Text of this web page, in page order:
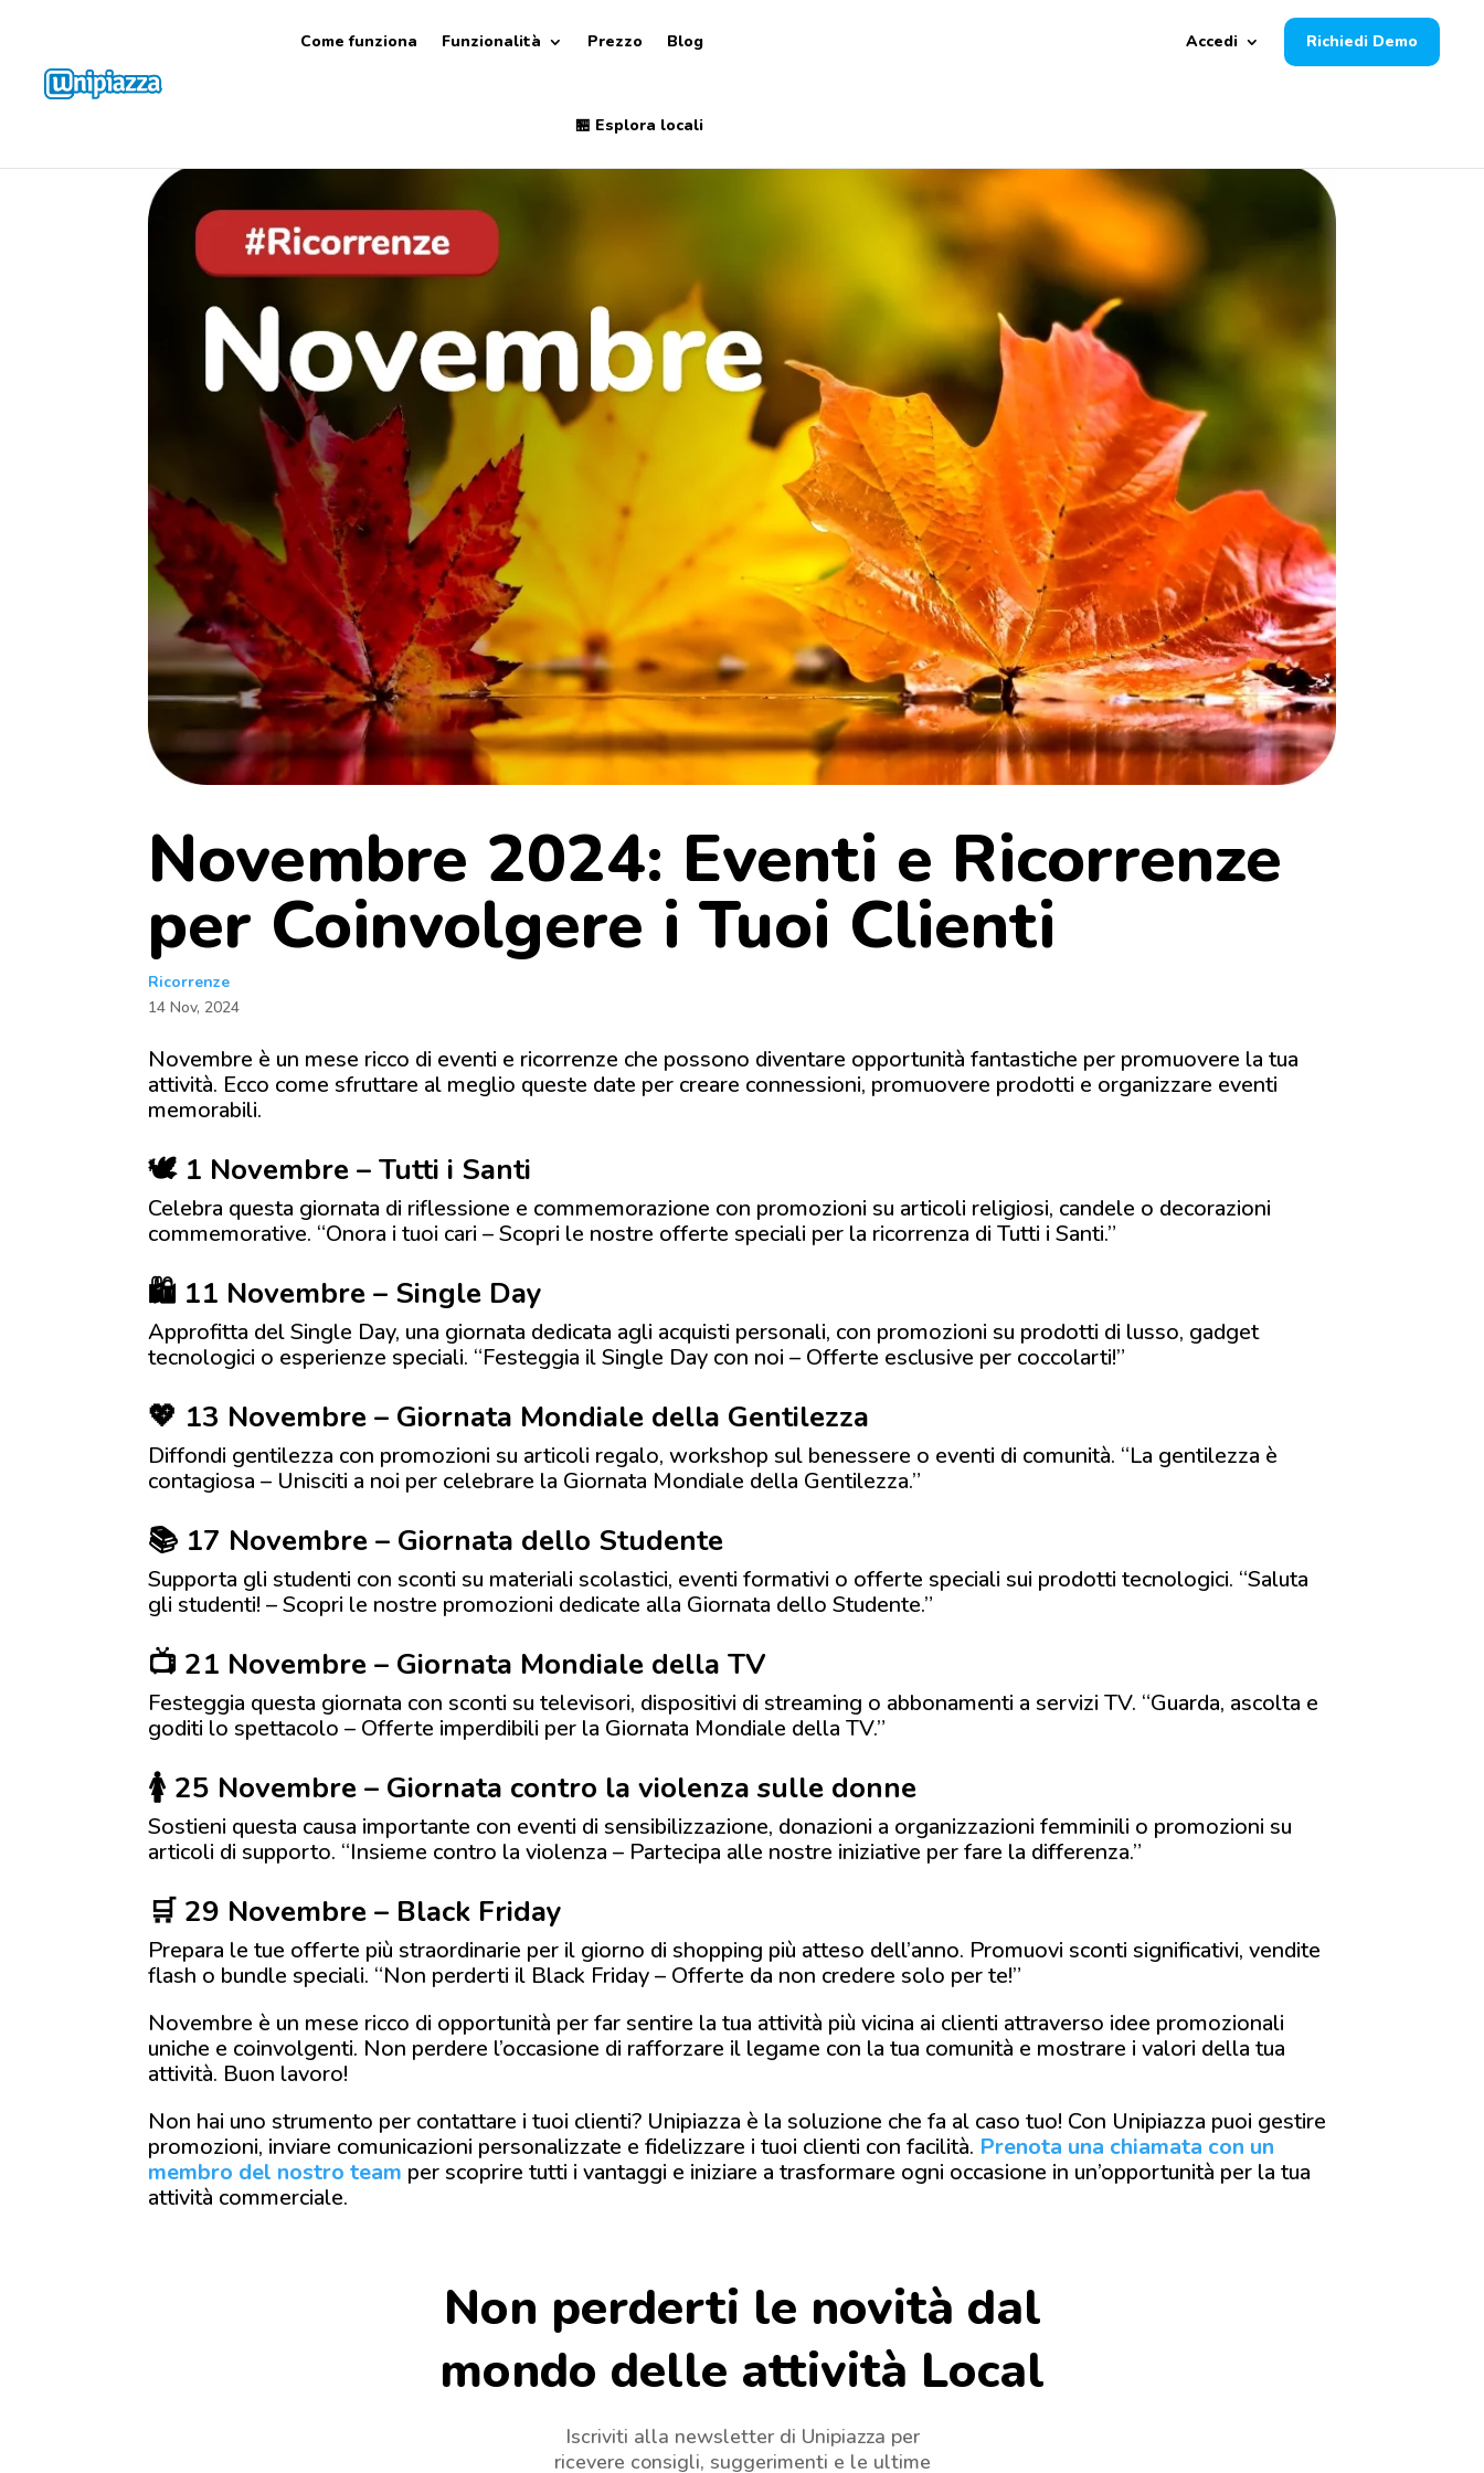
Come funziona Funzionalità Prezzo Blog
🏪 Esplora locali
Accedi Richiedi Demo
Novembre 2024: Eventi e Ricorrenze
per Coinvolgere i Tuoi Clienti
Ricorrenze
14 Nov, 2024
Novembre è un mese ricco di eventi e ricorrenze che possono diventare opportunità fantastiche per promuovere la tua
attività. Ecco come sfruttare al meglio queste date per creare connessioni, promuovere prodotti e organizzare eventi
memorabili.
🕊️ 1 Novembre – Tutti i Santi
Celebra questa giornata di riflessione e commemorazione con promozioni su articoli religiosi, candele o decorazioni
commemorative. “Onora i tuoi cari – Scopri le nostre offerte speciali per la ricorrenza di Tutti i Santi.”
🛍️ 11 Novembre – Single Day
Approfitta del Single Day, una giornata dedicata agli acquisti personali, con promozioni su prodotti di lusso, gadget
tecnologici o esperienze speciali. “Festeggia il Single Day con noi – Offerte esclusive per coccolarti!”
💖 13 Novembre – Giornata Mondiale della Gentilezza
Diffondi gentilezza con promozioni su articoli regalo, workshop sul benessere o eventi di comunità. “La gentilezza è
contagiosa – Unisciti a noi per celebrare la Giornata Mondiale della Gentilezza.”
📚 17 Novembre – Giornata dello Studente
Supporta gli studenti con sconti su materiali scolastici, eventi formativi o offerte speciali sui prodotti tecnologici. “Saluta
gli studenti! – Scopri le nostre promozioni dedicate alla Giornata dello Studente.”
📺 21 Novembre – Giornata Mondiale della TV
Festeggia questa giornata con sconti su televisori, dispositivi di streaming o abbonamenti a servizi TV. “Guarda, ascolta e
goditi lo spettacolo – Offerte imperdibili per la Giornata Mondiale della TV.”
🚺 25 Novembre – Giornata contro la violenza sulle donne
Sostieni questa causa importante con eventi di sensibilizzazione, donazioni a organizzazioni femminili o promozioni su
articoli di supporto. “Insieme contro la violenza – Partecipa alle nostre iniziative per fare la differenza.”
🛒 29 Novembre – Black Friday
Prepara le tue offerte più straordinarie per il giorno di shopping più atteso dell’anno. Promuovi sconti significativi, vendite
flash o bundle speciali. “Non perderti il Black Friday – Offerte da non credere solo per te!”
Novembre è un mese ricco di opportunità per far sentire la tua attività più vicina ai clienti attraverso idee promozionali
uniche e coinvolgenti. Non perdere l’occasione di rafforzare il legame con la tua comunità e mostrare i valori della tua
attività. Buon lavoro!
Non hai uno strumento per contattare i tuoi clienti? Unipiazza è la soluzione che fa al caso tuo! Con Unipiazza puoi gestire
promozioni, inviare comunicazioni personalizzate e fidelizzare i tuoi clienti con facilità. Prenota una chiamata con un
membro del nostro team per scoprire tutti i vantaggi e iniziare a trasformare ogni occasione in un’opportunità per la tua
attività commerciale.
Non perderti le novità dal
mondo delle attività Local
Iscriviti alla newsletter di Unipiazza per
ricevere consigli, suggerimenti e le ultime